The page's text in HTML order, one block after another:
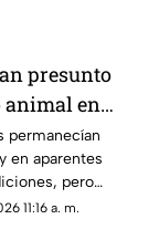
presunto
en
perritos
tras
rescatarlos
permanecían
en aparentes
pero
regresó
11:16 a. m.